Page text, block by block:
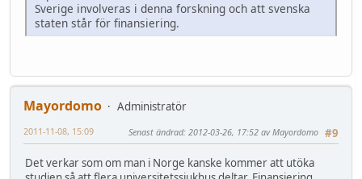
Sverige involveras i denna forskning och att svenska
staten står för finansiering.
Mayordomo
Administratör
#9
2011-11-08, 15:09 Senast ändrad: 2012-03-26, 17:52 av Mayordomo
Det verkar som om man i Norge kanske kommer att utöka